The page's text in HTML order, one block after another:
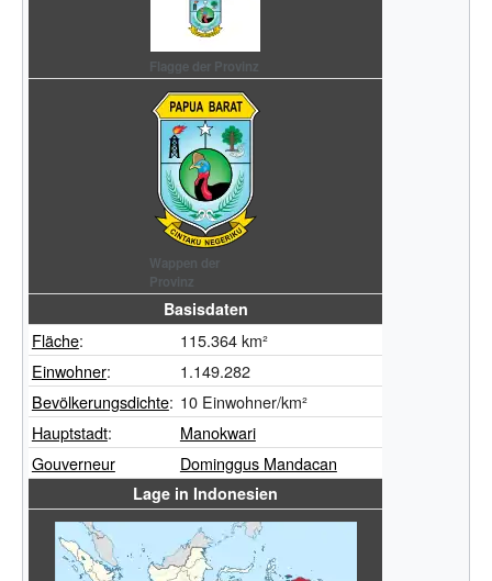
Flagge der Provinz
Wappen der
Provinz
Basisdaten
Fläche: 115.364km²
Einwohner:
1.149.282
Bevölkerungsdichte: 10 Einwohner/km²
Hauptstadt:
Manokwari
Gouverneur
Dominggus Mandacan
Lage in Indonesien